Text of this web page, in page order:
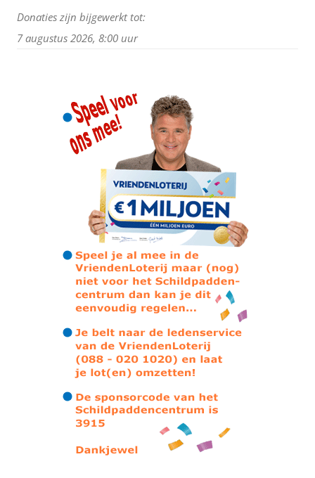
Donaties zijn bijgewerkt tot:
7 augustus 2026, 8:00 uur